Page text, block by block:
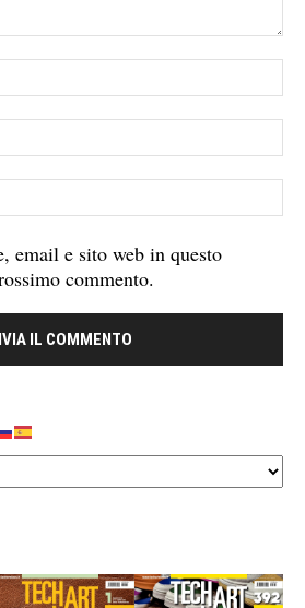
email e sito web in questo
commento.